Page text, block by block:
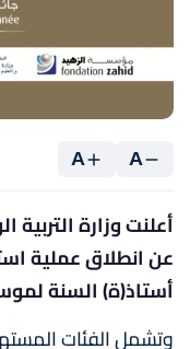
A
A
أعلنت وزارة التربية
عن انطلاق عملية
أستاذ(ة) السنة لموسم 2021-
وتشمل الفئات